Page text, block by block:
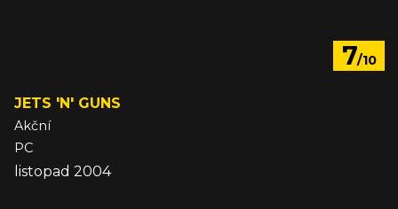
7/10
JETS 'N' GUNS
Akční
PC
listopad 2004